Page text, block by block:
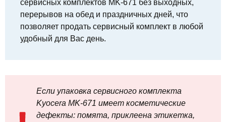
сервисных комплектов MK-671 без выходных,
перерывов на обед и праздничных дней, что
позволяет продать сервисный комплект в любой
удобный для Вас день.
Если упаковка сервисного комплекта
Kyocera MK-671 имеет косметические
дефекты: помята, приклеена этикетка,